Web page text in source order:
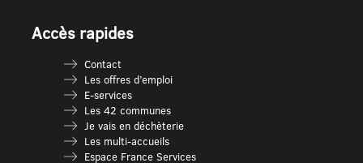
Accès rapides
Contact
Les offres d’emploi
E-services
Les 42 communes
Je vais en déchèterie
Les multi-accueils
Espace France Services